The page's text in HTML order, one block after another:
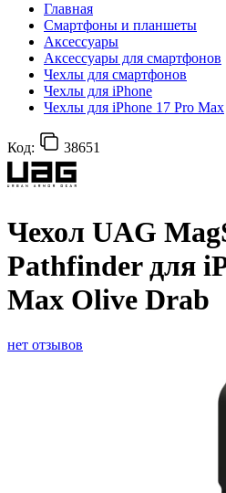
Главная
Смартфоны и планшеты
Аксессуары
Аксессуары для смартфонов
Чехлы для смартфонов
Чехлы для iPhone
Чехлы для iPhone 17 Pro Max
Код: 38651
Чехол UAG
Pathfinder для
Max Olive Drab
нет отзывов